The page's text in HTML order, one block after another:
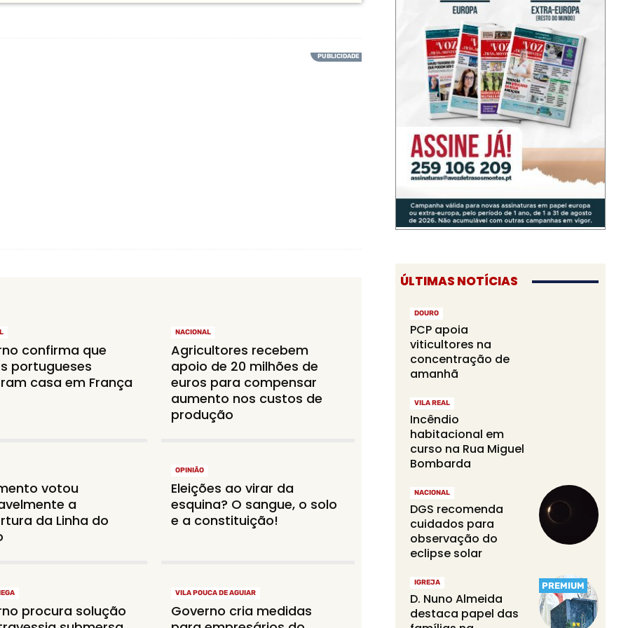
confirma que
portugueses
casa em França
NACIONAL
Agricultores recebem
apoio de 20 milhões de
euros para compensar
aumento nos custos de
produção
votou
a
da Linha do
OPINIÃO
Eleições ao virar da
esquina? O sangue, o solo
e a constituição!
procura solução
VILA POUCA DE AGUIAR
Governo cria medidas
ÚLTIMAS NOTÍCIAS
DOURO
PCP apoia
viticultores na
concentração de
amanhã
VILA REAL
Incêndio
habitacional em
curso na Rua Miguel
Bombarda
NACIONAL
DGS recomenda
cuidados para
observação do
eclipse solar
PREMIUM
IGREJA
D. Nuno Almeida
destaca papel das